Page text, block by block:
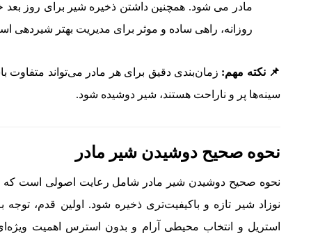
مادر می شود. همچنین داشتن ذخیره شیر برای روز بعد
روزانه، راهی ساده و موثر برای مدیریت بهتر شیردهی
📌 نکته مهم: زمان‌بندی دقیق برای هر مادر می‌تواند
سینه‌ها پر و ناراحت هستند، شیر دوشیده شود.
نحوه صحیح دوشیدن شیر مادر
نحوه صحیح دوشیدن شیر مادر شامل رعایت اصولی است که
نوزاد شیر تازه و باکیفیت‌تری ذخیره شود. اولین قدم،
استریل و انتخاب محیطی آرام و بدون استرس اهمیت